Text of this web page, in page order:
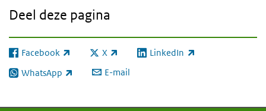
Deel deze pagina
Facebook
(externe link) X
(externe link) LinkedIn
(externe link)
WhatsApp
(externe link) E-mail